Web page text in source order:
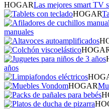
HOGARLas mejores smart TV
HOGAR
manuales
años
HOGAR